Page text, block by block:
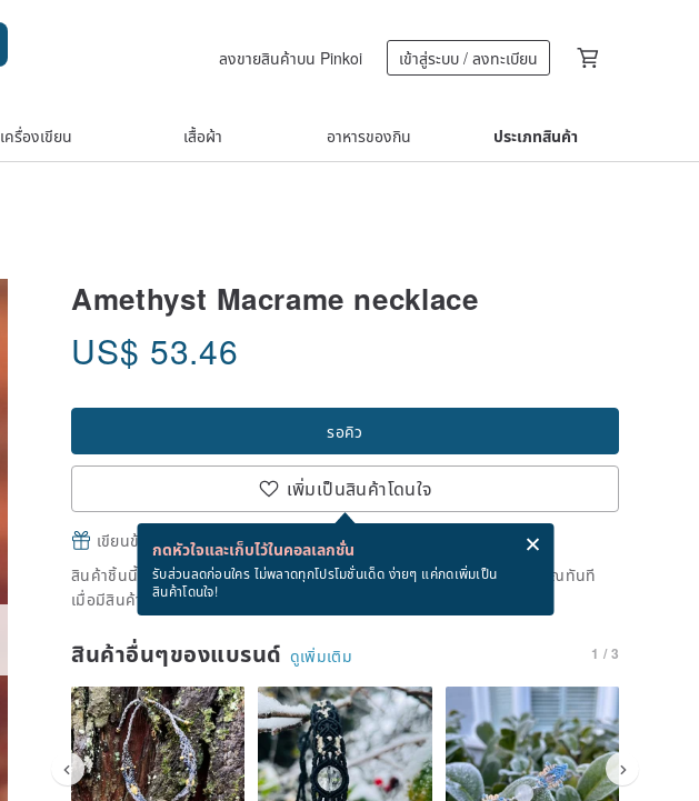
ลงขายสินค้าบน Pinkoi เข้าสู่ระบบ / ลงทะเบียน
เครื่องเขียน เสื้อผ้า อาหารของกิน ประเภทสินค้า
Amethyst Macrame necklace
US$ 53.46
รอคิว
เพิ่มเป็นสินค้าโดนใจ
กดหัวใจและเก็บไว้ในคอลเลกชั่น
รับส่วนลดก่อนใคร ไม่พลาดทุกโปรโมชั่นเด็ด ง่ายๆ แค่กดเพิ่มเป็น
สินค้าโดนใจ!
เขียนข้อความและส่ง eCard ฟรีเมื่อซื้อสินค้า!
สินค้าชิ้นนี้ขายหมดแล้ว แต่คุณสามารถกดปุ่ม "รอคิว" และเราจะแจ้งเตือนคุณทันที
เมื่อมีสินค้าพร้อมขาย
สินค้าอื่นๆของแบรนด์ ดูเพิ่มเติม 1 / 3